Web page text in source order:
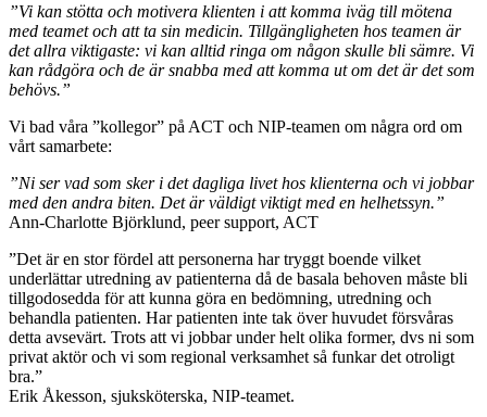
”Vi kan stötta och motivera klienten i att komma iväg till mötena
med teamet och att ta sin medicin. Tillgängligheten hos teamen är
det allra viktigaste: vi kan alltid ringa om någon skulle bli sämre. Vi
kan rådgöra och de är snabba med att komma ut om det är det som
behövs.”
Vi bad våra ”kollegor” på ACT och NIP-teamen om några ord om
vårt samarbete:
”Ni ser vad som sker i det dagliga livet hos klienterna och vi jobbar
med den andra biten. Det är väldigt viktigt med en helhetssyn.”
Ann-Charlotte Björklund, peer support, ACT
”Det är en stor fördel att personerna har tryggt boende vilket
underlättar utredning av patienterna då de basala behoven måste bli
tillgodosedda för att kunna göra en bedömning, utredning och
behandla patienten. Har patienten inte tak över huvudet försvåras
detta avsevärt. Trots att vi jobbar under helt olika former, dvs ni som
privat aktör och vi som regional verksamhet så funkar det otroligt
bra.”
Erik Åkesson, sjuksköterska, NIP-teamet.